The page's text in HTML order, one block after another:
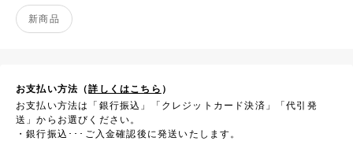
新商品
お支払い方法（詳しくはこちら ）
お支払い方法は「銀行振込」「クレジットカード決済」「代引発
送」からお選びください。
・銀行振込･･･ご入金確認後に発送いたします。